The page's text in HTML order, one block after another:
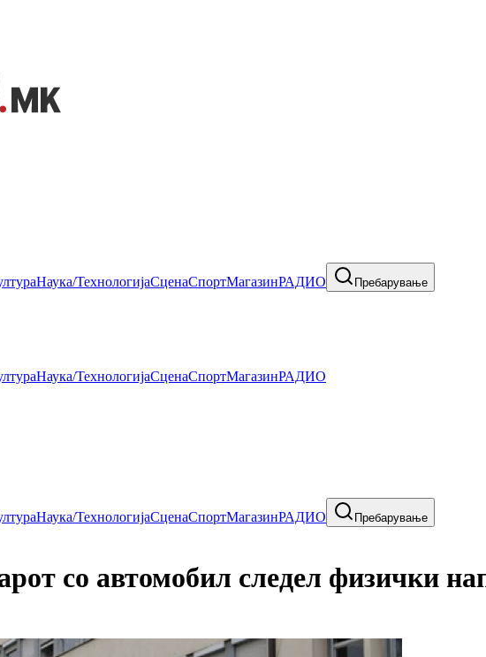
Наука/ТехнологијаСценаСпортМагазинРАДИО Пребарување
Наука/ТехнологијаСценаСпортМагазинРАДИО
Наука/ТехнологијаСценаСпортМагазинРАДИО Пребарување
автомобил следел физички